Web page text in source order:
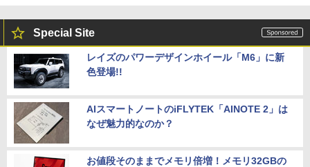
Special Site
レイズのパワーデザインホイール「M6」に新
色登場!!
AIスマートノートのiFLYTEK「AINOTE 2」は
なぜ魅力的なのか？
お値段そのままでメモリ倍増！メモリ32GBの